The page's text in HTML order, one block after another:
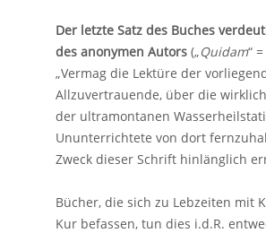
Der letzte Satz des Buches
des anonymen Autors („Quidam“
„Vermag die Lektüre der
Allzuvertrauende, über die
der ultramontanen
Ununterrichtete von dort
Zweck dieser Schrift hinlänglich
Bücher, die sich zu Lebzeiten mit
Kur befassen, tun dies i.d.R.